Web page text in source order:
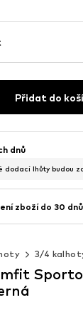
Přidat do
dnů
dodací lhůty budou
zboží do 30 dnů
3/4